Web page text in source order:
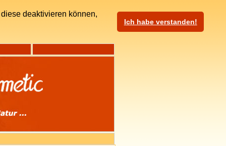
deaktivieren können,
Ich habe verstanden!